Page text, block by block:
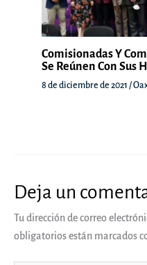
Comisionadas Y
Se Reúnen Con Sus
8 de diciembre de 2021 /
Deja un
Tu dirección de correo
obligatorios están marcados